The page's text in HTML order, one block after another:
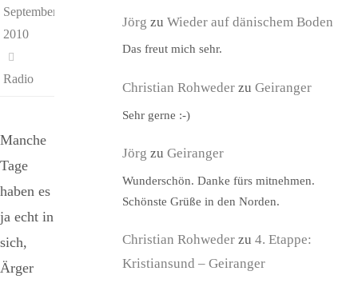
September
2010
Radio
Manche
Tage
haben es
ja echt in
sich,
Ärger
Jörg zu Wieder auf dänischem Boden
Das freut mich sehr.
Christian Rohweder zu Geiranger
Sehr gerne :-)
Jörg zu Geiranger
Wunderschön. Danke fürs mitnehmen.
Schönste Grüße in den Norden.
Christian Rohweder zu 4. Etappe:
Kristiansund – Geiranger